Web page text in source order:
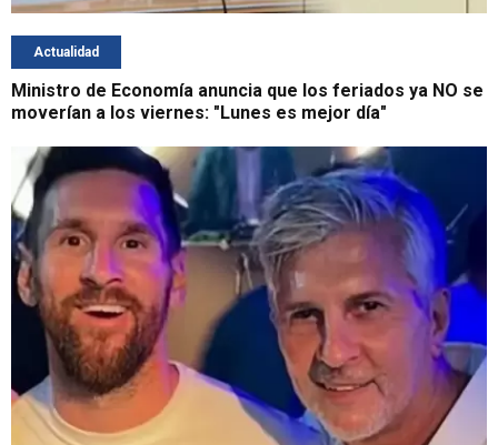
Actualidad
Ministro de Economía anuncia que los feriados ya NO se
moverían a los viernes: "Lunes es mejor día"